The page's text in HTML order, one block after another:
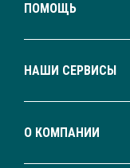
ПОМОЩЬ
НАШИ СЕРВИСЫ
О КОМПАНИИ